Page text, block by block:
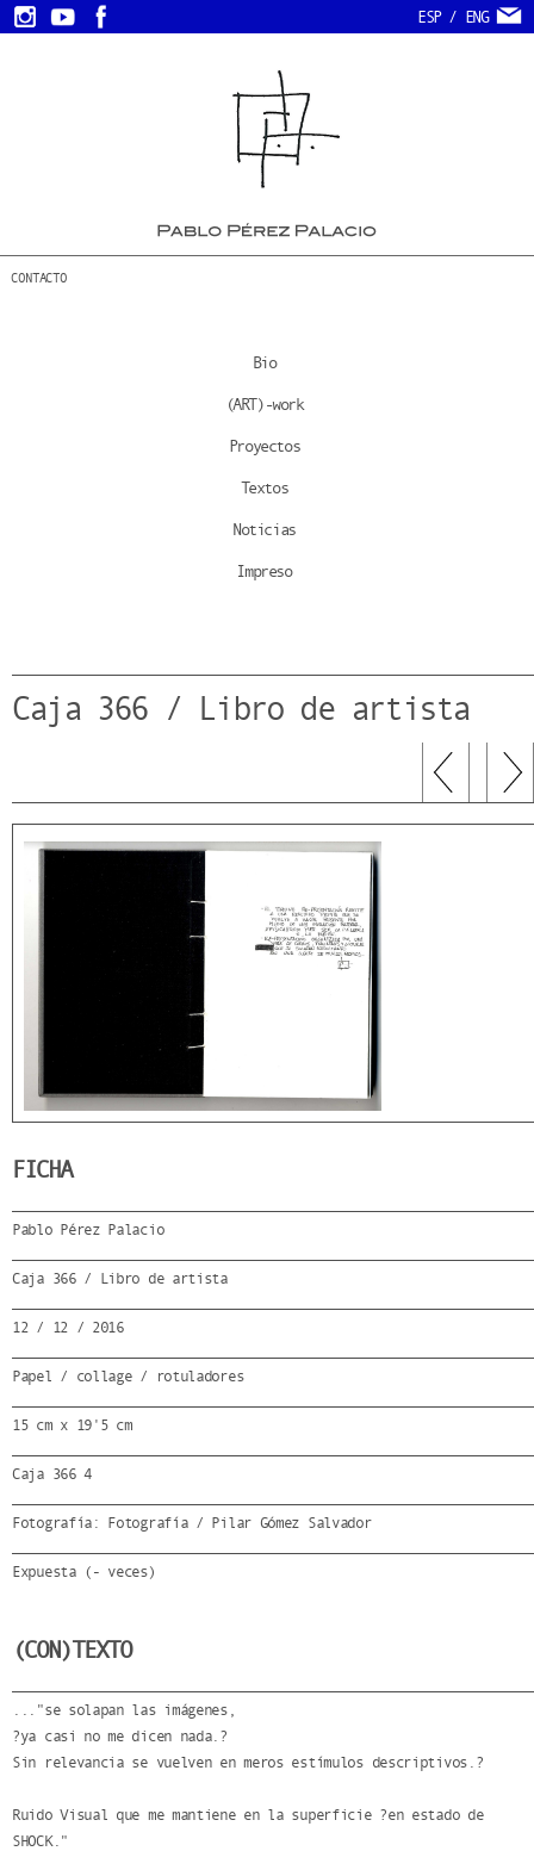
ESP/ ENG
CONTACTO
Bio
(ART)-work
Proyectos
Textos
Noticias
Impreso
Caja 366 / Libro de artista
FICHA
Pablo Pérez Palacio
Caja 366 / Libro de artista
12 / 12 / 2016
Papel / collage / rotuladores
15 cm x 19'5 cm
Caja 366 4
Fotografía: Fotografía / Pilar Gómez Salvador
Expuesta (- veces)
(CON)TEXTO
..."se solapan las imágenes,
?ya casi no me dicen nada.?
Sin relevancia se vuelven en meros estímulos descriptivos.?
Ruido Visual que me mantiene en la superficie ?en estado de
SHOCK."